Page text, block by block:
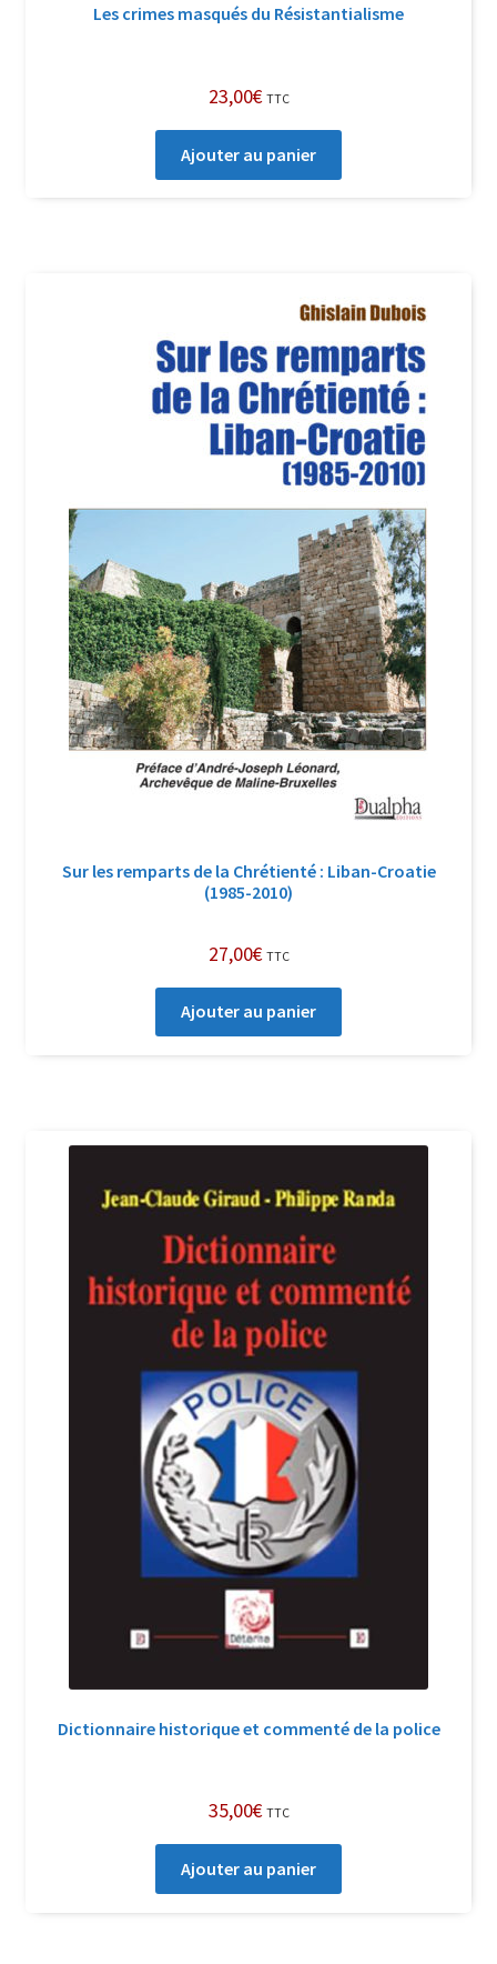
Les crimes masqués du Résistantialisme
23,00€ TTC
Ajouter au panier
Sur les remparts de la Chrétienté : Liban-Croatie
(1985-2010)
27,00€ TTC
Ajouter au panier
Dictionnaire historique et commenté de la police
35,00€ TTC
Ajouter au panier